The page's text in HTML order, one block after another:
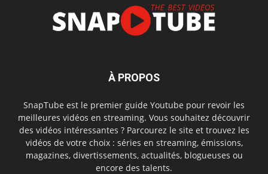
À PROPOS
SnapTube est le premier guide Youtube pour revoir les
meilleures vidéos en streaming. Vous souhaitez découvrir
des vidéos intéressantes ? Parcourez le site et trouvez les
vidéos de votre choix : séries en streaming, émissions,
magazines, divertissements, actualités, blogueuses ou
encore des talents.